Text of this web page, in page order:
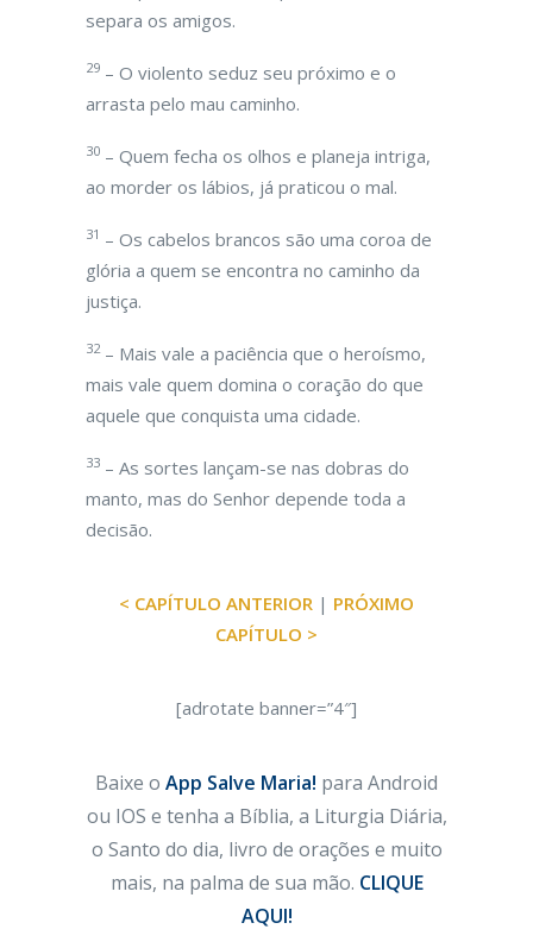
separa os amigos.
29 – O violento seduz seu próximo e o
arrasta pelo mau caminho.
30 – Quem fecha os olhos e planeja intriga,
ao morder os lábios, já praticou o mal.
31 – Os cabelos brancos são uma coroa de
glória a quem se encontra no caminho da
justiça.
32– Mais vale a paciência que o heroísmo,
mais vale quem domina o coração do que
aquele que conquista uma cidade.
33 – As sortes lançam-se nas dobras do
manto, mas do Senhor depende toda a
decisão.
< CAPÍTULO ANTERIOR | PRÓXIMO
CAPÍTULO >
[adrotate banner=”4″]
Baixe o App Salve Maria! para Android
ou IOS e tenha a Bíblia, a Liturgia Diária,
o Santo do dia, livro de orações e muito
mais, na palma de sua mão. CLIQUE
AQUI!